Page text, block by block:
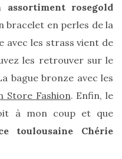
assortiment rosegold
bracelet en perles de la
avec les strass vient de
les retrouver sur le
bague bronze avec les
Store Fashion. Enfin, le
à mon coup et que
toulousaine Chérie